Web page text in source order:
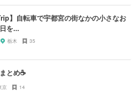
】自転車で宇都宮の街なかの小さなお
を...
栃木 35
とめ☕️
京 14